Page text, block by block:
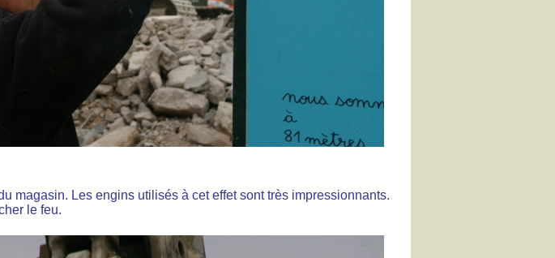
magasin. Les engins utilisés à cet effet sont très impressionnants.
le feu.